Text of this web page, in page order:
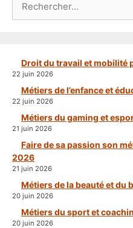
Droit du travail et mobilité
22 juin 2026
Métiers de l’enfance et
22 juin 2026
Métiers du gaming et
21 juin 2026
Faire de sa passion son
2026
21 juin 2026
Métiers de la beauté et du
20 juin 2026
Métiers du sport et
20 juin 2026